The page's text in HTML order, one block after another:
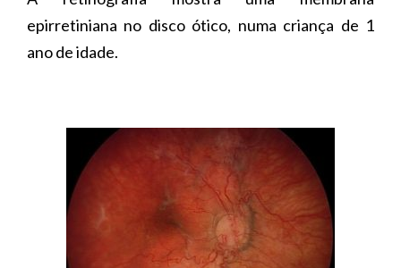
epirretiniana no disco ótico, numa criança de 1
ano de idade.